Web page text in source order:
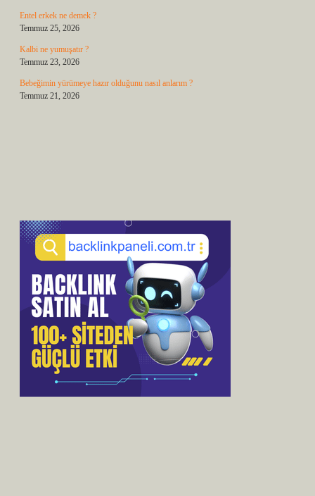
Entel erkek ne demek ?
Temmuz 25, 2026
Kalbi ne yumuşatır ?
Temmuz 23, 2026
Bebeğimin yürümeye hazır olduğunu nasıl anlarım ?
Temmuz 21, 2026